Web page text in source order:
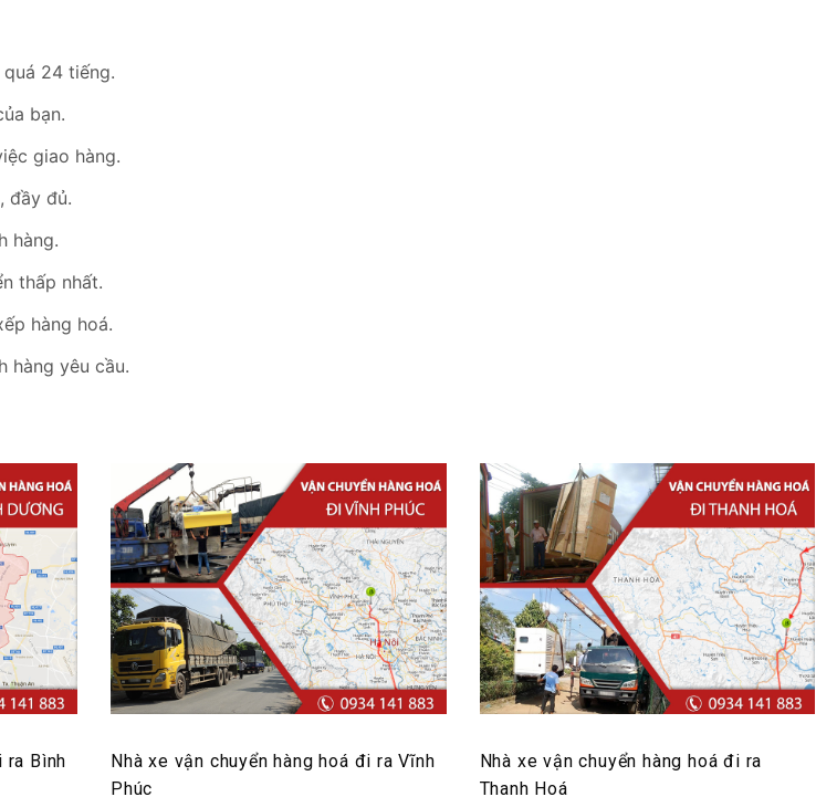
24 tiếng.
bạn.
giao hàng.
đầy đủ.
hàng.
thấp nhất.
hàng hoá.
hàng yêu cầu.
ra Bình
Nhà xe vận chuyển hàng hoá đi ra Vĩnh
Phúc
Nhà xe vận chuyển hàng hoá đi ra
Thanh Hoá